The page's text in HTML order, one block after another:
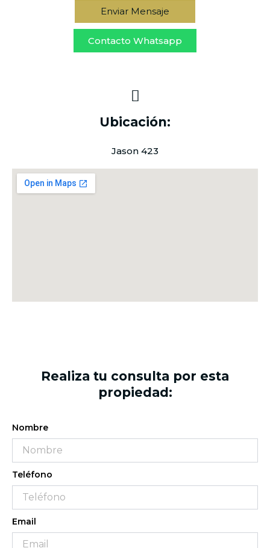
Enviar Mensaje
Contacto Whatsapp
Ubicación:
Jason 423
Realiza tu consulta por esta
propiedad:
Nombre
Teléfono
Email